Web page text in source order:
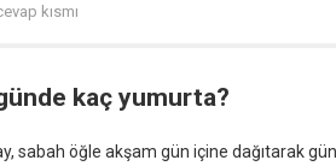
kısmı
kaç yumurta?
sabah öğle akşam gün içine dağıtarak